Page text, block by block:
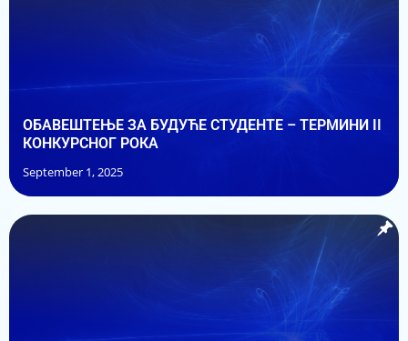
ОБАВЕШТЕЊЕ ЗА БУДУЋЕ СТУДЕНТЕ – ТЕРМИНИ II
КОНКУРСНОГ РОКА
September 1, 2025